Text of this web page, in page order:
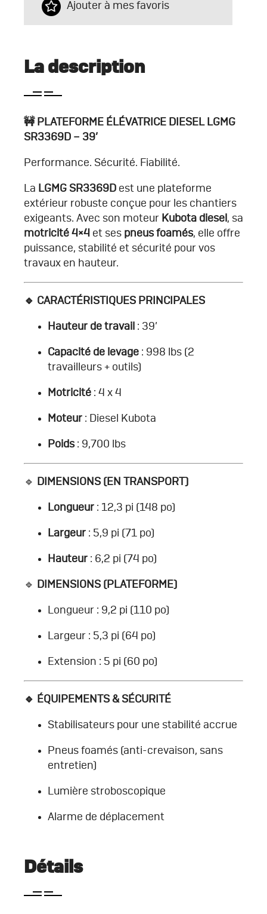
Ajouter à mes favoris
La description
🚧 PLATEFORME ÉLÉVATRICE DIESEL LGMG
SR3369D – 39’
Performance. Sécurité. Fiabilité.
La LGMG SR3369D est une plateforme
extérieur robuste conçue pour les chantiers
exigeants. Avec son moteur Kubota diesel , sa
motricité 4×4 et ses pneus foamés, elle offre
puissance, stabilité et sécurité pour vos
travaux en hauteur.
🔹 CARACTÉRISTIQUES PRINCIPALES
Hauteur de travail : 39’
Capacité de levage : 998 lbs (2
travailleurs + outils)
Motricité : 4 x 4
Moteur : Diesel Kubota
Poids: 9,700 lbs
🔹 DIMENSIONS (EN TRANSPORT)
Longueur : 12,3 pi (148 po)
Largeur : 5,9 pi (71 po)
Hauteur : 6,2 pi (74 po)
🔹 DIMENSIONS (PLATEFORME)
Longueur : 9,2 pi (110 po)
Largeur : 5,3 pi (64 po)
Extension : 5 pi (60 po)
🔹 ÉQUIPEMENTS & SÉCURITÉ
Stabilisateurs pour une stabilité accrue
Pneus foamés (anti-crevaison, sans
entretien)
Lumière stroboscopique
Alarme de déplacement
Détails